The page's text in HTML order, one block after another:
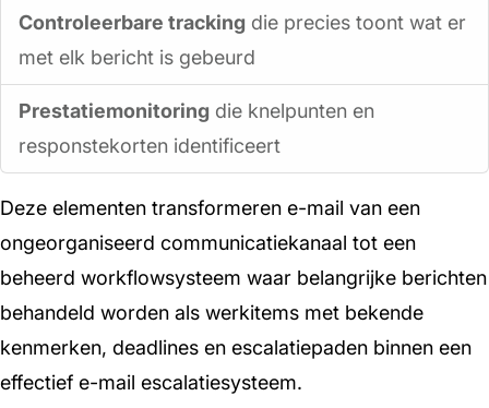
Controleerbare tracking die precies toont wat er
met elk bericht is gebeurd
Prestatiemonitoring die knelpunten en
responstekorten identificeert
Deze elementen transformeren e-mail van een
ongeorganiseerd communicatiekanaal tot een
beheerd workflowsysteem waar belangrijke berichten
behandeld worden als werkitems met bekende
kenmerken, deadlines en escalatiepaden binnen een
effectief e-mail escalatiesysteem.